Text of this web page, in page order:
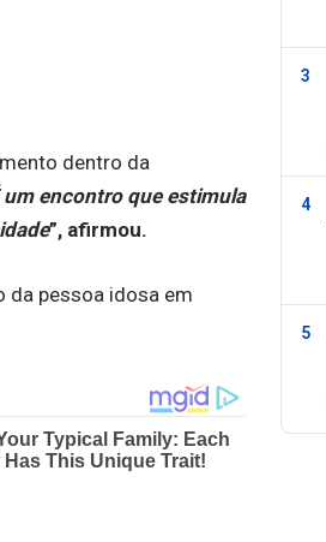
dentro da
encontro que estimula
”, afirmou.